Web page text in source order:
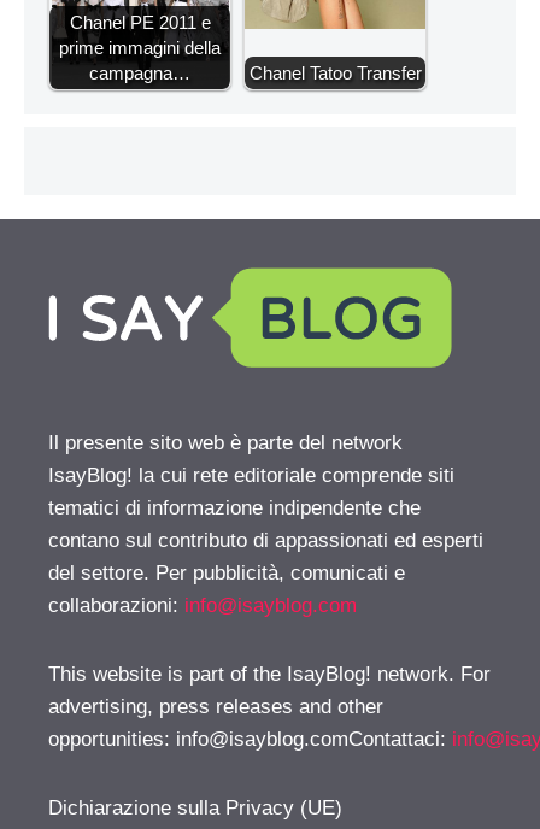
Chanel PE 2011 e
prime immagini della
campagna…
Chanel Tatoo Transfer
Il presente sito web è parte del network
IsayBlog! la cui rete editoriale comprende siti
tematici di informazione indipendente che
contano sul contributo di appassionati ed esperti
del settore. Per pubblicità, comunicati e
collaborazioni: info@isayblog.com
This website is part of the IsayBlog! network. For
advertising, press releases and other
opportunities: info@isayblog.comContattaci:
Dichiarazione sulla Privacy (UE)